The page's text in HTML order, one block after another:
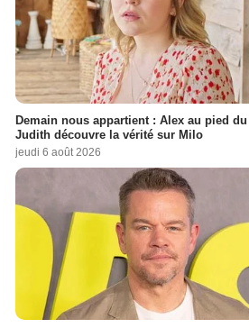
Demain nous appartient : Alex au pied
Judith découvre la vérité sur Milo
jeudi 6 août 2026